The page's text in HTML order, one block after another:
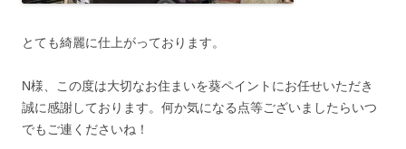
とても綺麗に仕上がっております。
N様、この度は大切なお住まいを葵ペイントにお任せいただき
誠に感謝しております。何か気になる点等ございましたらいつ
でもご連くださいね！